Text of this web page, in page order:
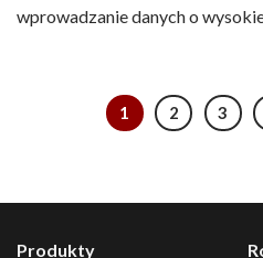
wprowadzanie danych o
1 2 3
Produkty